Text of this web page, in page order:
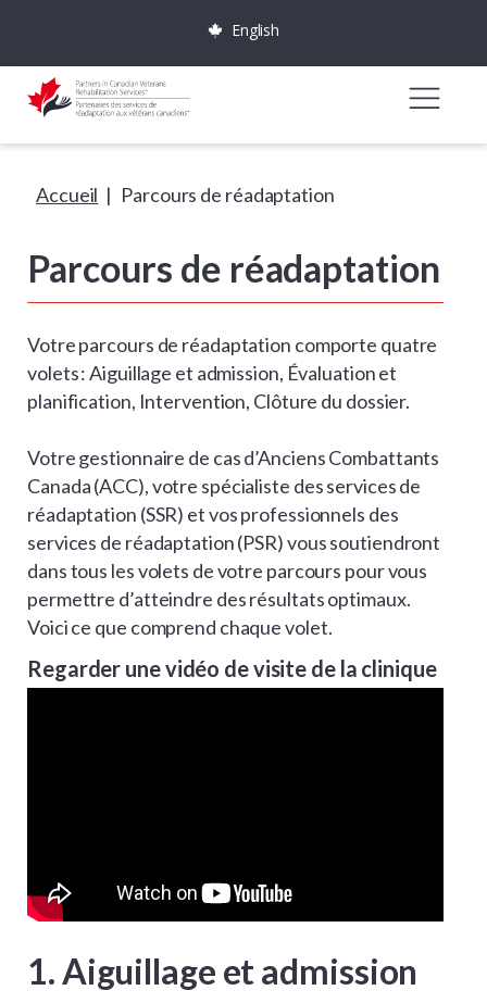
English
Accueil | Parcours de réadaptation
Parcours de réadaptation
Votre parcours de réadaptation comporte quatre
volets : Aiguillage et admission, Évaluation et
planification, Intervention, Clôture du dossier.
Votre gestionnaire de cas d’Anciens Combattants
Canada (ACC), votre spécialiste des services de
réadaptation (SSR) et vos professionnels des
services de réadaptation (PSR) vous soutiendront
dans tous les volets de votre parcours pour vous
permettre d’atteindre des résultats optimaux.
Voici ce que comprend chaque volet.
Regarder une vidéo de visite de la clinique
1. Aiguillage et admission